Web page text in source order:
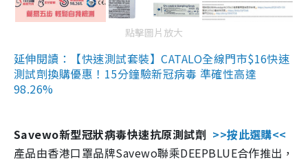
點擊圖片放大
延伸閱讀：【快速測試套裝】CATALO全線門市$16快速
測試劑換購優惠！15分鐘驗新冠病毒 準確性高達
98.26%
Savewo新型冠狀病毒快速抗原測試劑 >>按此選購<<
產品由香港口罩品牌Savewo聯乘DEEPBLUE合作推出，